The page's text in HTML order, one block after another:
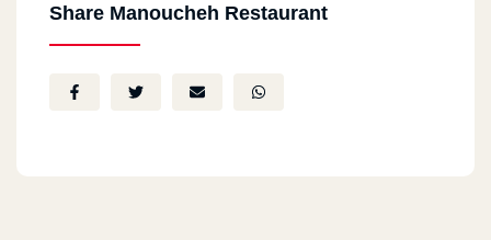
Share Manoucheh Restaurant